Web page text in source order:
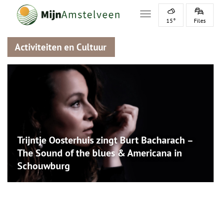
Toggle navigation
15° Files
Activiteiten en Cultuur
Trijntje Oosterhuis zingt Burt Bacharach –
The Sound of the blues & Americana in
Schouwburg